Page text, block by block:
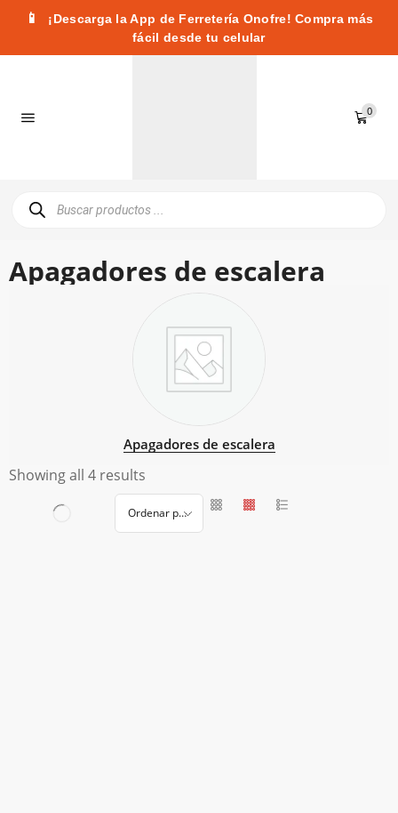
📱
¡Descarga la App de Ferretería Onofre! Compra más
fácil desde tu celular
0
Apagadores de escalera
Apagadores de escalera
Showing all 4 results